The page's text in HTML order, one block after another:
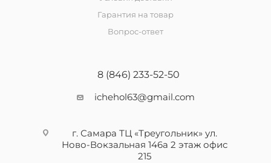
Гарантия на товар
Вопрос-ответ
8 (846) 233-52-50
ichehol63@gmail.com
г. Самара ТЦ «Треугольник» ул.
Ново-Вокзальная 146а 2 этаж офис
215